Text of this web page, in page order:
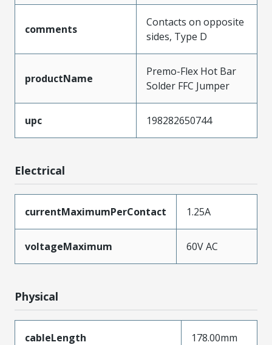
comments
Contacts on opposite
sides, Type D
productName
Premo-Flex Hot Bar
Solder FFC Jumper
upc 198282650744
Electrical
currentMaximumPerContact 1.25A
voltageMaximum 60V AC
Physical
cableLength 178.00mm